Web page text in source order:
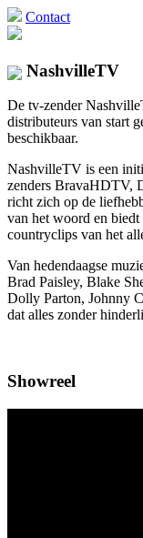
Contact
NashvilleTV
De tv-zender
distributeurs van start
beschikbaar.
NashvilleTV is een
zenders
richt zich op de
van het woord en
countryclips van het
Van hedendaagse
Brad Paisley, Blake
Dolly Parton, Johnny
dat alles zonder
Showreel